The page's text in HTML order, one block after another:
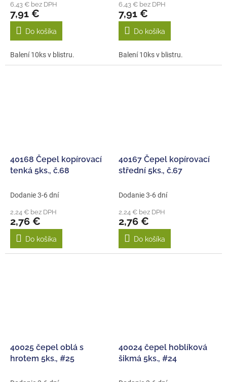
6,43 € bez DPH
7,91 €
Do košíka
Balení 10ks v blistru.
6,43 € bez DPH
7,91 €
Do košíka
Balení 10ks v blistru.
40168 Čepel kopírovací
tenká 5ks., č.68
Dodanie 3-6 dní
2,24 € bez DPH
2,76 €
Do košíka
40167 Čepel kopírovací
střední 5ks., č.67
Dodanie 3-6 dní
2,24 € bez DPH
2,76 €
Do košíka
40025 čepel oblá s
hrotem 5ks., #25
40024 čepel hoblíková
šikmá 5ks., #24